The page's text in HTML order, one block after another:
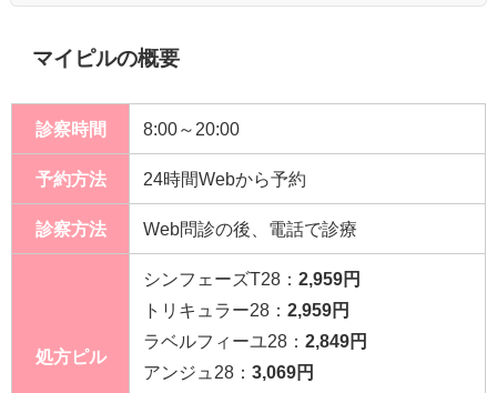
マイピルの概要
診察時間 8:00～20:00
予約方法 24時間Webから予約
診察方法 Web問診の後、電話で診療
処方ピル
シンフェーズT28： 2,959円
トリキュラー28： 2,959円
ラベルフィーユ28： 2,849円
アンジュ28： 3,069円